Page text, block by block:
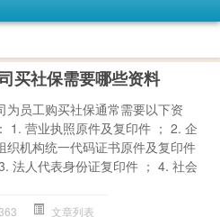
买社保需要哪些资料
为员工购买社保通常需要以下资
1. 营业执照原件及复印件 ； 2. 企
织机构统一代码证书原件及复印件
3. 法人代表身份证复印件 ； 4. 社会
文章列表